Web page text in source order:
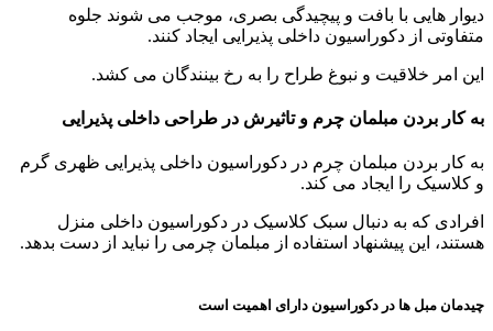
دیوار هایی با بافت و پیچیدگی بصری، موجب می شوند جلوه
متفاوتی از دکوراسیون داخلی پذیرایی ایجاد کنند.
این امر خلاقیت و نبوغ طراح را به رخ بینندگان می کشد.
به کار بردن مبلمان چرم و تاثیرش در طراحی داخلی پذیرایی
به کار بردن مبلمان چرم در دکوراسیون داخلی پذیرایی ظهری گرم
و کلاسیک را ایجاد می کند.
افرادی که به دنبال سبک کلاسیک در دکوراسیون داخلی منزل
هستند، این پیشنهاد استفاده از مبلمان چرمی را نباید از دست بدهد.
چیدمان مبل ها در دکوراسیون دارای اهمیت است